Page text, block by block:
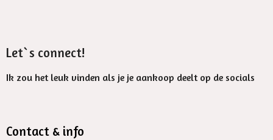
Let`s connect!
Ik zou het leuk vinden als je je aankoop deelt op de socials
Contact & info